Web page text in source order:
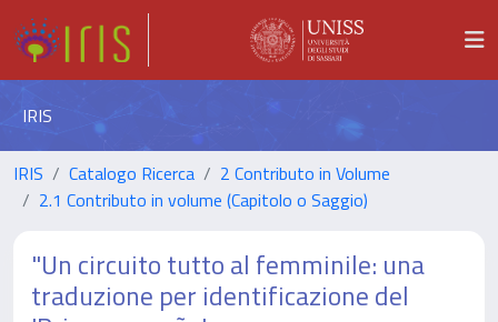
IRIS
IRIS Catalogo Ricerca
2 Contributo in Volume
2.1 Contributo in volume (Capitolo o Saggio)
"Un circuito tutto al femminile: una
traduzione per identificazione del